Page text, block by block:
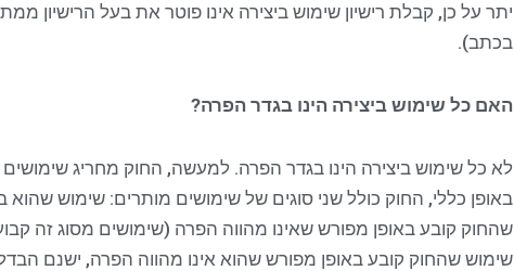
יתר על כן, קבלת רישיון שימוש ביצירה אינו פוטר את בעל הרישיון
בכתב).
האם כל שימוש ביצירה הינו בגדר הפרה?
לא כל שימוש ביצירה הינו בגדר הפרה. למעשה, החוק מחריג שימושים
שימוש שהחוק קובע באופן מפורש שהוא אינו מהווה הפרה, ישנם